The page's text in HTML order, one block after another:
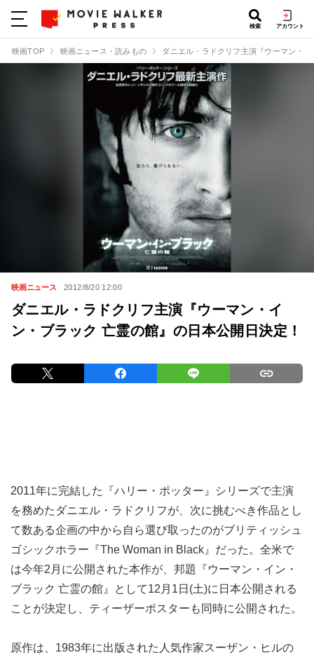
検索 アカウント
映画TOP 映画ニュース・読みもの ダニエル・ラドクリフ主演『ウーマン・
映画ニュース 2012/8/20 12:00
ダニエル・ラドクリフ主演『ウーマン・イ
ン・ブラック 亡霊の館』の日本公開日決定！
2011年に完結した『ハリー・ポッター』シリーズで主演
を務めたダニエル・ラドクリフが、次に挑むべき作品とし
て数ある企画の中から自ら選び取ったのがブリティッシュ
ゴシックホラー『The Woman in Black』だった。全米で
は今年2月に公開された本作が、邦題『ウーマン・イン・
ブラック 亡霊の館』として12月1日(土)に日本公開される
ことが決定し、ティーザーポスターも同時に公開された。
原作は、1983年に出版された人気作家スーザン・ヒルの